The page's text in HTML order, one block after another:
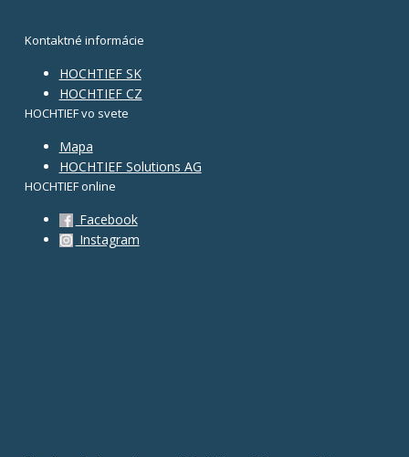
Kontaktné informácie
HOCHTIEF SK
HOCHTIEF CZ
HOCHTIEF vo svete
Mapa
HOCHTIEF Solutions AG
HOCHTIEF online
Facebook
Instagram